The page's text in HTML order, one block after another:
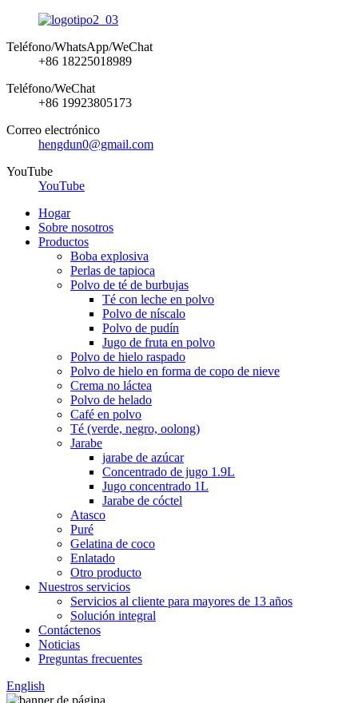
Teléfono/WhatsApp/WeChat
+86 18225018989
Teléfono/WeChat
+86 19923805173
Correo electrónico
hengdun0@gmail.com
YouTube
YouTube
Hogar
Sobre nosotros
Productos
Boba explosiva
Perlas de tapioca
Polvo de té de burbujas
Té con leche en polvo
Polvo de níscalo
Polvo de pudín
Jugo de fruta en polvo
Polvo de hielo raspado
Polvo de hielo en forma de copo de nieve
Crema no láctea
Polvo de helado
Café en polvo
Té (verde, negro, oolong)
Jarabe
jarabe de azúcar
Concentrado de jugo 1.9L
Jugo concentrado 1L
Jarabe de cóctel
Atasco
Puré
Gelatina de coco
Enlatado
Otro producto
Nuestros servicios
Servicios al cliente para mayores de 13 años
Solución integral
Contáctenos
Noticias
Preguntas frecuentes
English